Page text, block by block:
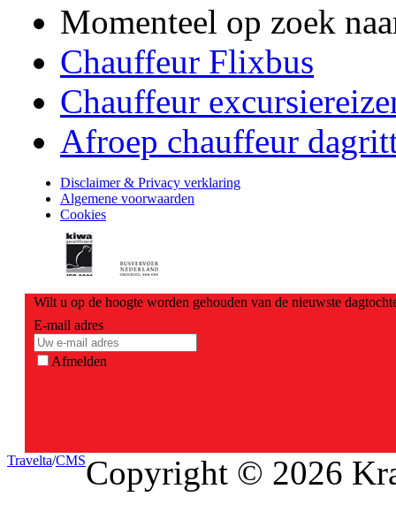
Momenteel op zoek
Chauffeur Flixbus
Chauffeur
Afroep chauffeur
Disclaimer & Privacy verklaring
Algemene voorwaarden
Cookies
Wilt u op de hoogte worden gehouden van de nieuwste
E-mail adres
Afmelden
Travelta/CMSCopyright © 2026